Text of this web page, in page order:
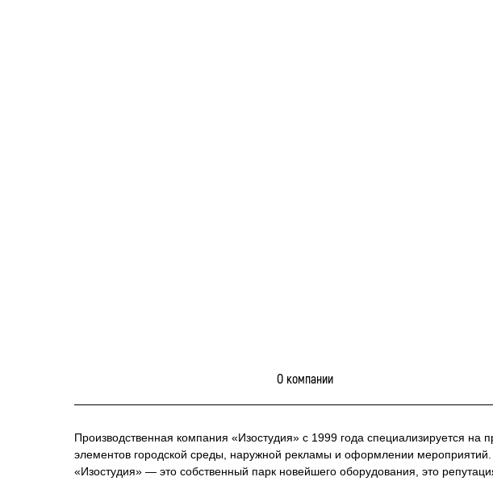
О компании
Производственная компания «Изостудия» с 1999 года специализируется на
элементов городской среды, наружной рекламы и оформлении мероприятий.
«Изостудия» — это собственный парк новейшего оборудования, это